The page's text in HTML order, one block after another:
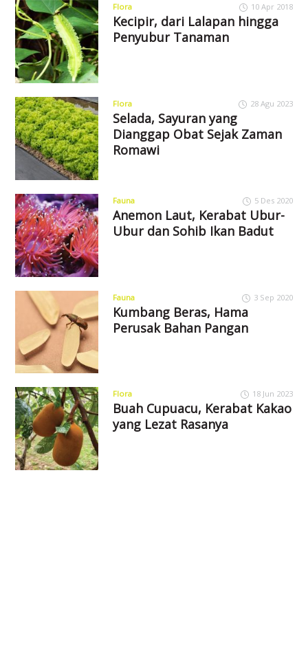
Flora 10 Apr 2018
Kecipir, dari Lalapan hingga
Penyubur Tanaman
Flora 28 Agu 2023
Selada, Sayuran yang
Dianggap Obat Sejak Zaman
Romawi
Fauna 5 Des 2020
Anemon Laut, Kerabat Ubur-
Ubur dan Sohib Ikan Badut
Fauna 3 Sep 2020
Kumbang Beras, Hama
Perusak Bahan Pangan
Flora 18 Jun 2023
Buah Cupuacu, Kerabat Kakao
yang Lezat Rasanya